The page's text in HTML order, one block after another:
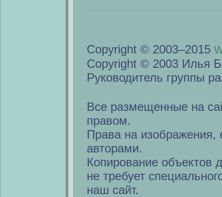
Copyright © 2003–2015
Copyright © 2003 Илья
Руководитель группы
Все размещенные на
правом.
Права на изображения,
авторами.
Копирование объектов
не требует
наш сайт.